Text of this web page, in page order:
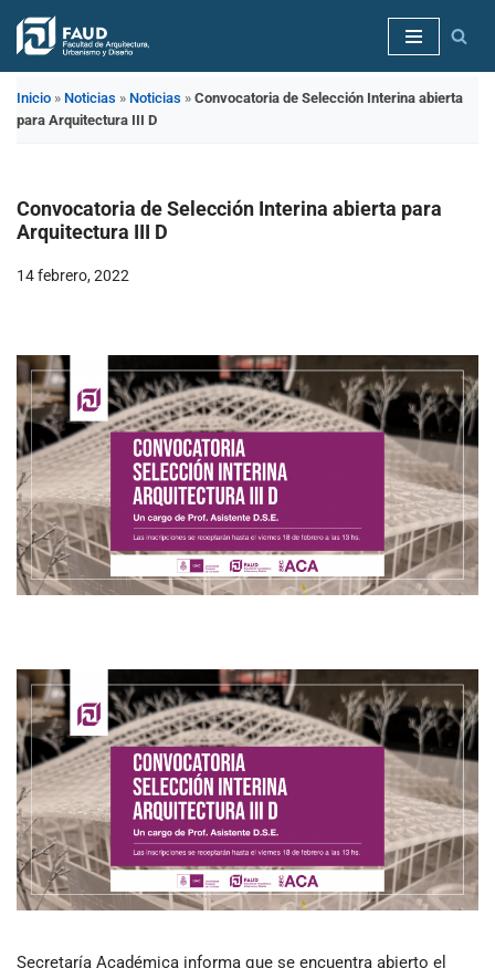
Saltar
contenido
Inicio » Noticias » Noticias » Convocatoria de Selección Interina abierta
para Arquitectura III D
Convocatoria de Selección Interina abierta para
Arquitectura III D
14 febrero, 2022
Secretaría Académica informa que se encuentra abierto el